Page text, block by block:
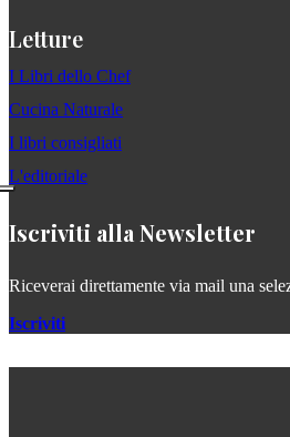
Letture
I Libri dello Chef
Cucina Naturale
I libri consigliati
L'editoriale
Iscriviti alla Newsletter
Riceverai direttamente via mail una
Iscriviti